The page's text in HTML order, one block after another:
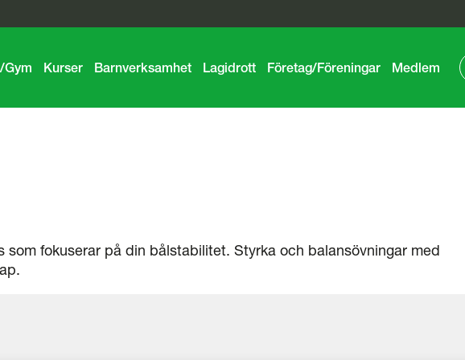
Gym Kurser Barnverksamhet Lagidrott Företag/Föreningar Medlem
som fokuserar på din bålstabilitet. Styrka och balansövningar med